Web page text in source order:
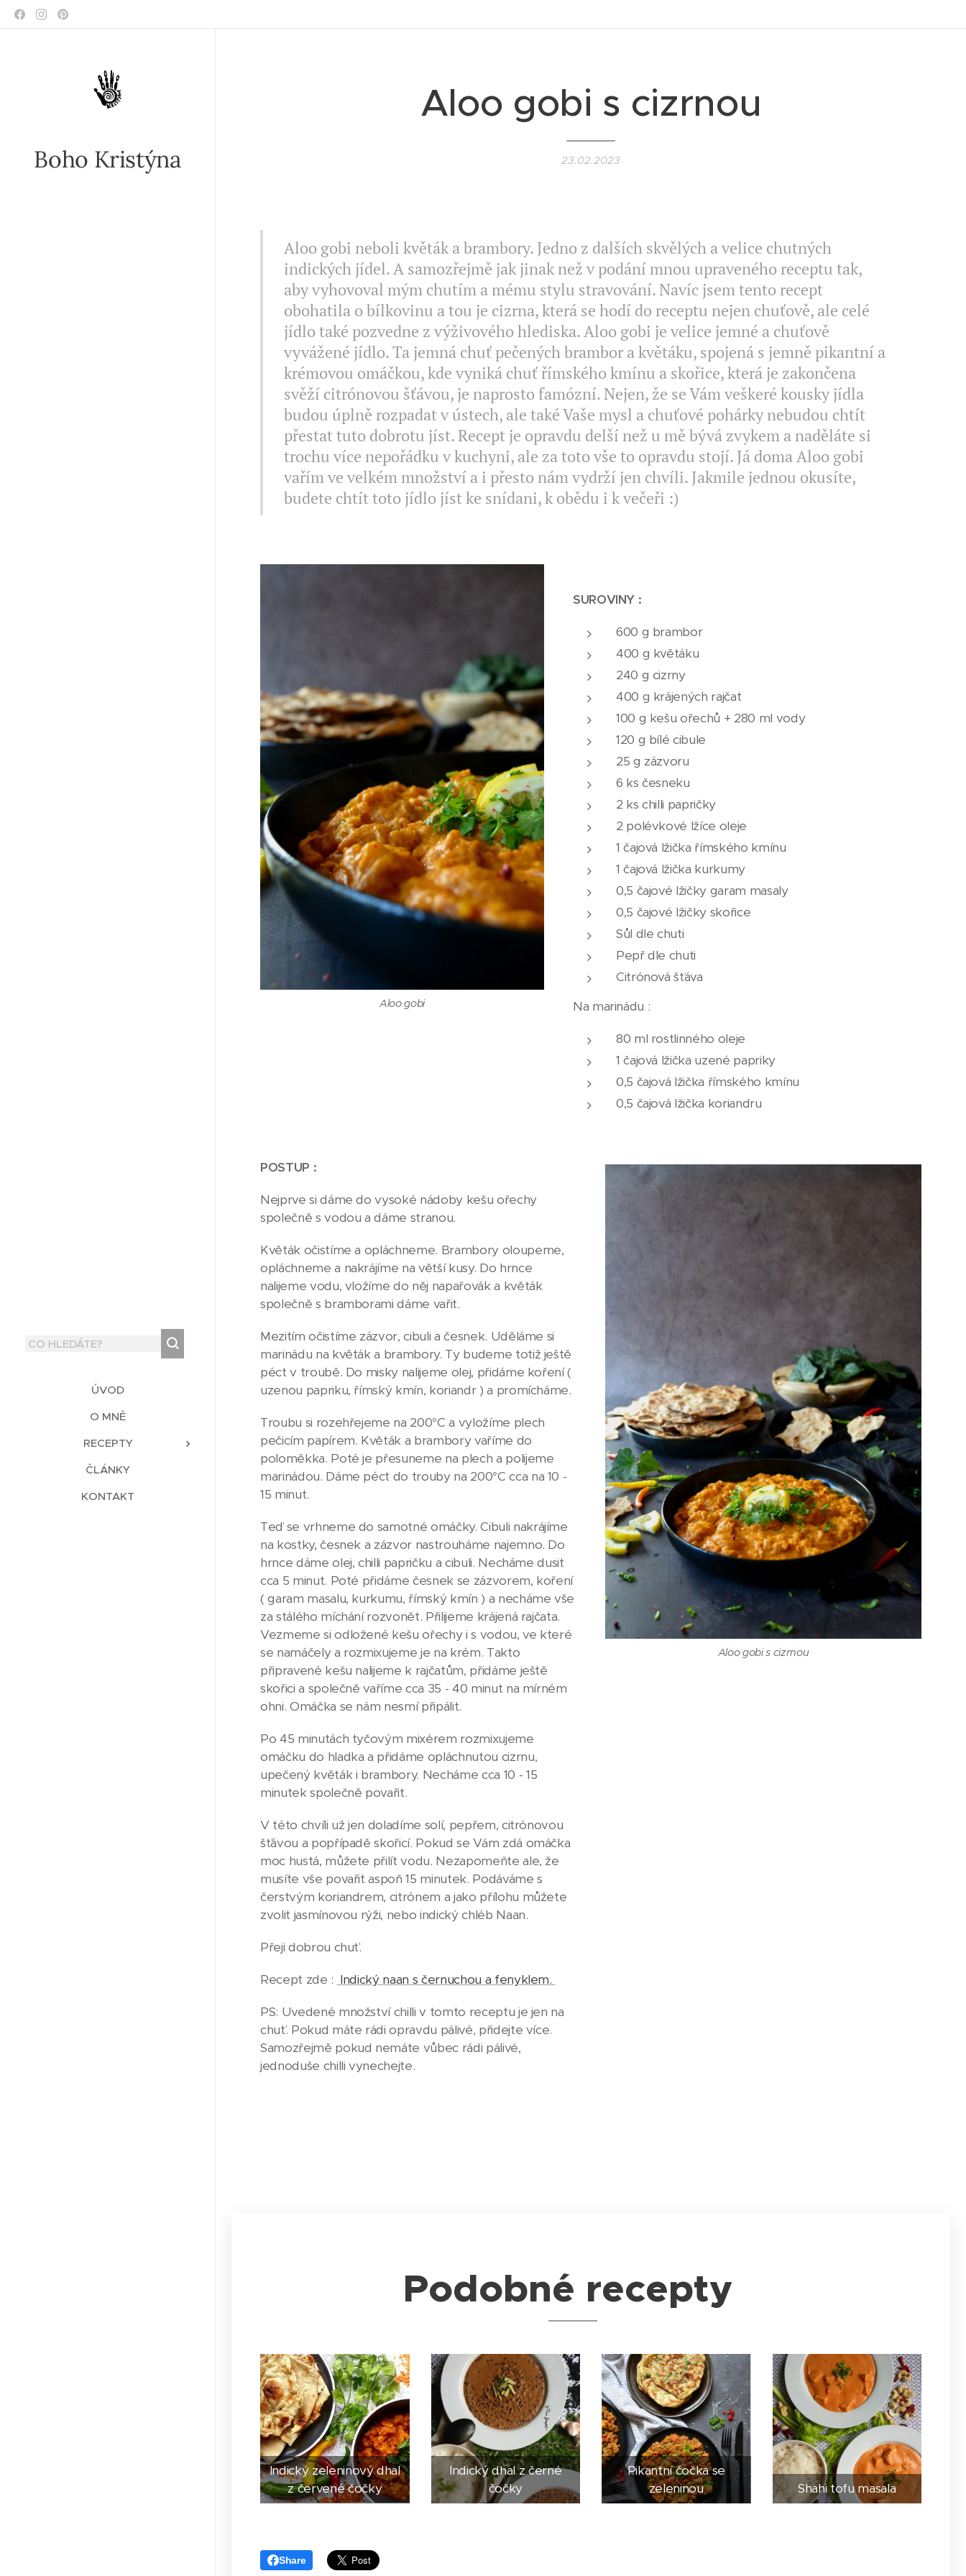
Boho Kristýna
ÚVOD
O MNĚ
RECEPTY
ČLÁNKY
KONTAKT
Aloo gobi s cizrnou
23.02.2023
Aloo gobi neboli květák a brambory. Jedno z dalších skvělých a velice chutných
indických jídel. A samozřejmě jak jinak než v podání mnou upraveného receptu tak,
aby vyhovoval mým chutím a mému stylu stravování. Navíc jsem tento recept
obohatila o bílkovinu a tou je cizrna, která se hodí do receptu nejen chuťově, ale celé
jídlo také pozvedne z výživového hlediska. Aloo gobi je velice jemné a chuťově
vyvážené jídlo. Ta jemná chuť pečených brambor a květáku, spojená s jemně pikantní a
krémovou omáčkou, kde vyniká chuť římského kmínu a skořice, která je zakončena
svěží citrónovou šťávou, je naprosto famózní. Nejen, že se Vám veškeré kousky jídla
budou úplně rozpadat v ústech, ale také Vaše mysl a chuťové pohárky nebudou chtít
přestat tuto dobrotu jíst. Recept je opravdu delší než u mě bývá zvykem a naděláte si
trochu více nepořádku v kuchyni, ale za toto vše to opravdu stojí. Já doma Aloo gobi
vařím ve velkém množství a i přesto nám vydrží jen chvíli. Jakmile jednou okusíte,
budete chtít toto jídlo jíst ke snídani, k obědu i k večeři :)
Aloo gobi
SUROVINY :
600 g brambor
400 g květáku
240 g cizrny
400 g krájených rajčat
100 g kešu ořechů + 280 ml vody
120 g bílé cibule
25 g zázvoru
6 ks česneku
2 ks chilli papričky
2 polévkové lžíce oleje
1 čajová lžička římského kmínu
1 čajová lžička kurkumy
0,5 čajové lžičky garam masaly
0,5 čajové lžičky skořice
Sůl dle chuti
Pepř dle chuti
Citrónová šťáva
Na marinádu :
80 ml rostlinného oleje
1 čajová lžička uzené papriky
0,5 čajová lžička římského kmínu
0,5 čajová lžička koriandru
POSTUP :
Nejprve si dáme do vysoké nádoby kešu ořechy
společně s vodou a dáme stranou.
Květák očistíme a opláchneme. Brambory oloupeme,
opláchneme a nakrájíme na větší kusy. Do hrnce
nalijeme vodu, vložíme do něj napařovák a květák
společně s bramborami dáme vařit.
Mezitím očistíme zázvor, cibuli a česnek. Uděláme si
marinádu na květák a brambory. Ty budeme totiž ještě
péct v troubě. Do misky nalijeme olej, přidáme koření (
uzenou papriku, římský kmín, koriandr ) a promícháme.
Troubu si rozehřejeme na 200°C a vyložíme plech
pečicím papírem. Květák a brambory vaříme do
poloměkka. Poté je přesuneme na plech a polijeme
marinádou. Dáme péct do trouby na 200°C cca na 10 -
15 minut.
Teď se vrhneme do samotné omáčky. Cibuli nakrájíme
na kostky, česnek a zázvor nastrouháme najemno. Do
hrnce dáme olej, chilli papričku a cibuli. Necháme dusit
cca 5 minut. Poté přidáme česnek se zázvorem, koření
( garam masalu, kurkumu, římský kmín ) a necháme vše
za stálého míchání rozvonět. Přilijeme krájená rajčata.
Vezmeme si odložené kešu ořechy i s vodou, ve které
se namáčely a rozmixujeme je na krém. Takto
připravené kešu nalijeme k rajčatům, přidáme ještě
skořici a společně vaříme cca 35 - 40 minut na mírném
ohni. Omáčka se nám nesmí připálit.
Po 45 minutách tyčovým mixérem rozmixujeme
omáčku do hladka a přidáme opláchnutou cizrnu,
upečený květák i brambory. Necháme cca 10 - 15
minutek společně povařit.
V této chvíli už jen doladíme solí, pepřem, citrónovou
šťávou a popřípadě skořicí. Pokud se Vám zdá omáčka
moc hustá, můžete přilít vodu. Nezapomeňte ale, že
musíte vše povařit aspoň 15 minutek. Podáváme s
čerstvým koriandrem, citrónem a jako přílohu můžete
zvolit jasmínovou rýži, nebo indický chléb Naan.
Přeji dobrou chuť.
Recept zde : Indický naan s černuchou a fenyklem.
PS: Uvedené množství chilli v tomto receptu je jen na
chuť. Pokud máte rádi opravdu pálivé, přidejte více.
Samozřejmě pokud nemáte vůbec rádi pálivé,
jednoduše chilli vynechejte.
Aloo gobi s cizrnou
Podobné recepty
Indický zeleninový dhal
z červené čočky
Indický dhal z černé
čočky
Pikantní čočka se
zeleninou
Shahi tofu masala
Share